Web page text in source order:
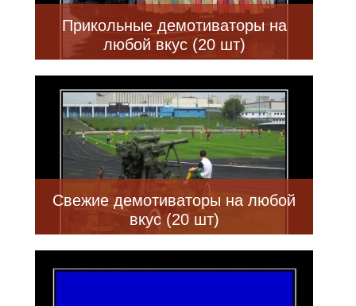
Прикольные демотиваторы на
любой вкус (20 шт)
Свежие демотиваторы на любой
вкус (20 шт)